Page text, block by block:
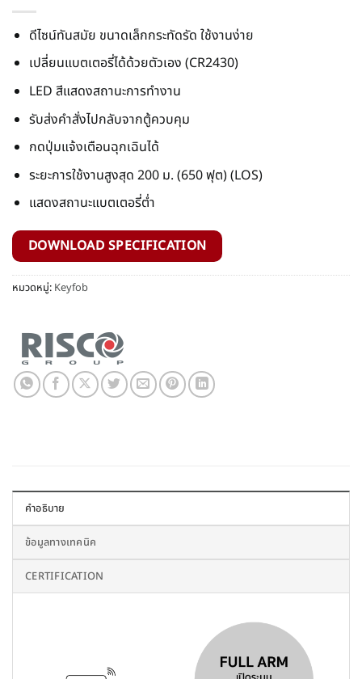
ดีไซน์ทันสมัย ขนาดเล็กกระทัดรัด ใช้งานง่าย
เปลี่ยนแบตเตอรี่ได้ด้วยตัวเอง (CR2430)
LED สีแสดงสถานะการทำงาน
รับส่งคำสั่งไปกลับจากตู้ควบคุม
กดปุ่มแจ้งเตือนฉุกเฉินได้
ระยะการใช้งานสูงสุด 200 ม. (650 ฟุต) (LOS)
แสดงสถานะแบตเตอรี่ต่ำ
DOWNLOAD SPECIFICATION
หมวดหมู่: Keyfob
คำอธิบาย
ข้อมูลทางเทคนิค
CERTIFICATION